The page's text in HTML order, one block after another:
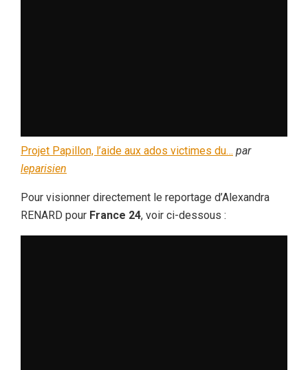
Projet Papillon, l’aide aux ados victimes du… par
leparisien
Pour visionner directement le reportage d’Alexandra
RENARD pour France 24, voir ci-dessous :